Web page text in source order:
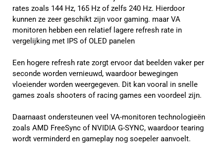
rates zoals 144 Hz, 165 Hz of zelfs 240 Hz. Hierdoor
kunnen ze zeer geschikt zijn voor gaming. maar VA
monitoren hebben een relatief lagere refresh rate in
vergelijking met IPS of OLED panelen
Een hogere refresh rate zorgt ervoor dat beelden vaker per
seconde worden vernieuwd, waardoor bewegingen
vloeiender worden weergegeven. Dit kan vooral in snelle
games zoals shooters of racing games een voordeel zijn.
Daarnaast ondersteunen veel VA-monitoren technologieën
zoals AMD FreeSync of NVIDIA G-SYNC, waardoor tearing
wordt verminderd en gameplay nog soepeler aanvoelt.